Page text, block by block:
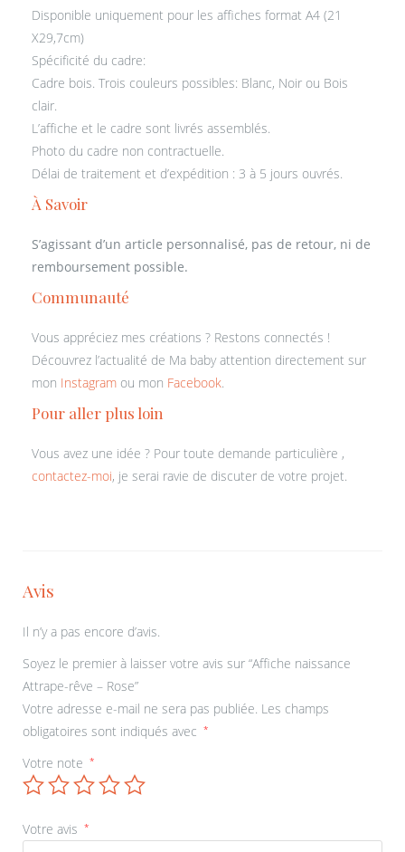
Disponible uniquement pour les affiches format A4 (21
X29,7cm)
Spécificité du cadre:
Cadre bois. Trois couleurs possibles: Blanc, Noir ou Bois
clair.
L’affiche et le cadre sont livrés assemblés.
Photo du cadre non contractuelle.
Délai de traitement et d’expédition : 3 à 5 jours ouvrés.
À Savoir
S’agissant d’un article personnalisé, pas de retour, ni de
remboursement possible.
Communauté
Vous appréciez mes créations ? Restons connectés !
Découvrez l’actualité de Ma baby attention directement sur
mon Instagram ou mon Facebook.
Pour aller plus loin
Vous avez une idée ? Pour toute demande particulière ,
contactez-moi, je serai ravie de discuter de votre projet.
Avis
Il n’y a pas encore d’avis.
Soyez le premier à laisser votre avis sur “Affiche naissance
Attrape-rêve – Rose”
Votre adresse e-mail ne sera pas publiée. Les champs
obligatoires sont indiqués avec *
Votre note *
Votre avis *